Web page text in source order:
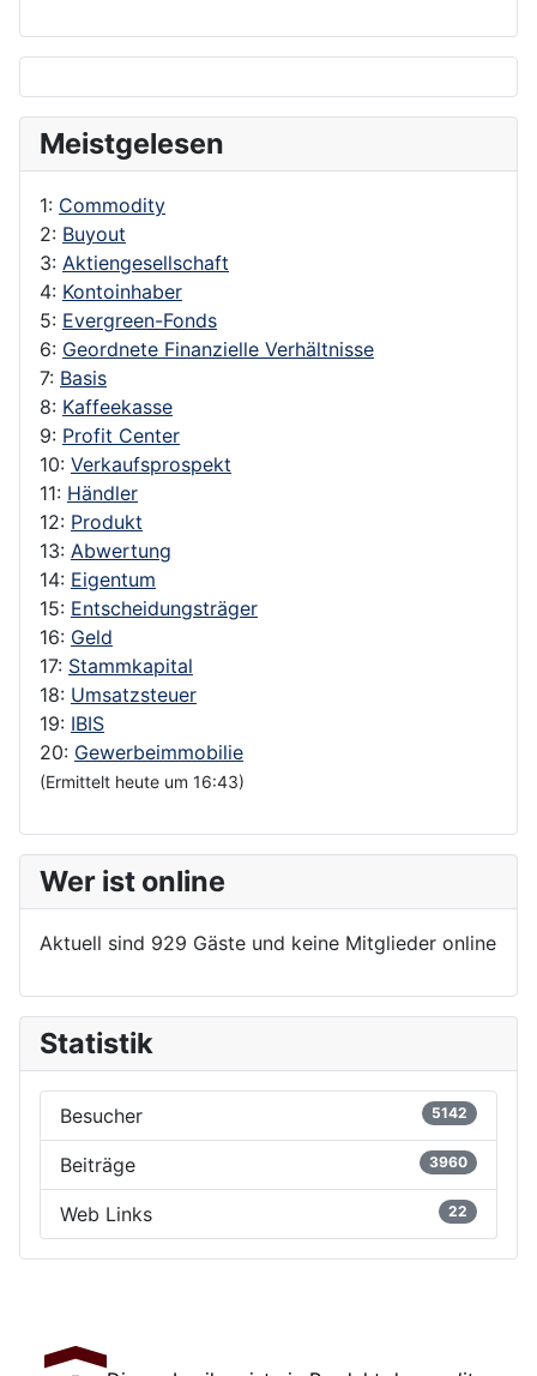
Meistgelesen
1: Commodity
2: Buyout
3: Aktiengesellschaft
4: Kontoinhaber
5: Evergreen-Fonds
6: Geordnete Finanzielle Verhältnisse
7: Basis
8: Kaffeekasse
9: Profit Center
10: Verkaufsprospekt
11: Händler
12: Produkt
13: Abwertung
14: Eigentum
15: Entscheidungsträger
16: Geld
17: Stammkapital
18: Umsatzsteuer
19: IBIS
20: Gewerbeimmobilie
(Ermittelt heute um 16:43)
Wer ist online
Aktuell sind 929 Gäste und keine Mitglieder online
Statistik
Besucher 5142
Beiträge 3960
Web Links 22